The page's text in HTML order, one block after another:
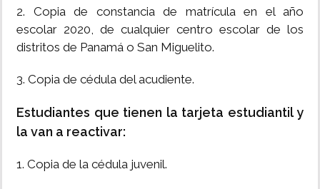
2. Copia de constancia de matrícula en el año
escolar 2020, de cualquier centro escolar de los
distritos de Panamá o San Miguelito.
3. Copia de cédula del acudiente.
Estudiantes que tienen la tarjeta estudiantil y
la van a reactivar:
1. Copia de la cédula juvenil.